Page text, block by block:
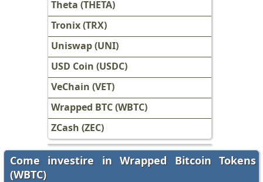
Theta (THETA)
Tronix (TRX)
Uniswap (UNI)
USD Coin (USDC)
VeChain (VET)
Wrapped BTC (WBTC)
ZCash (ZEC)
Come investire in Wrapped Bitcoin Tokens
(WBTC)